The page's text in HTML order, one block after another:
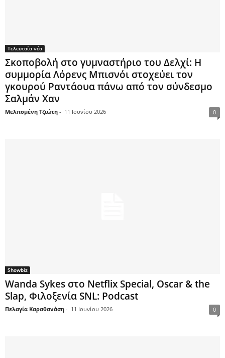
Τελευταία νέα
Σκοποβολή στο γυμναστήριο του Δελχί: Η
συμμορία Λόρενς Μπισνόι στοχεύει τον
γκουρού Ραντάουα πάνω από τον σύνδεσμο
Σαλμάν Χαν
Μελπομένη Τζιώτη - 11 Ιουνίου 2026 0
Showbiz
Wanda Sykes στο Netflix Special, Oscar & the
Slap, Φιλοξενία SNL: Podcast
Πελαγία Καραθανάση - 11 Ιουνίου 2026 0